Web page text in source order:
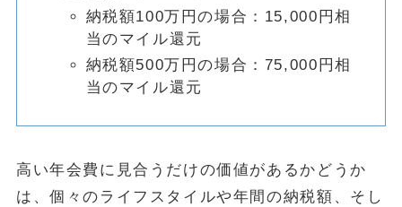
納税額100万円の場合：15,000円相
当のマイル還元
納税額500万円の場合：75,000円相
当のマイル還元
高い年会費に見合うだけの価値があるかどうか
は、個々のライフスタイルや年間の納税額、そし